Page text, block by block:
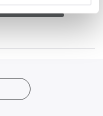
eller trekke tilbake ditt
å gi innhold og
du bruker nettstedet
medier,